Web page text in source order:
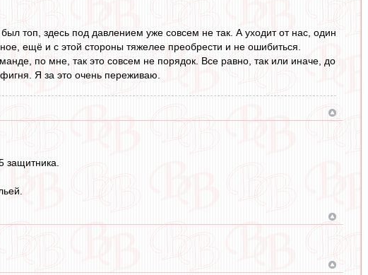
топ, здесь под давлением уже совсем не так. А уходит от нас, один
ещё и с этой стороны тяжелее преобрести и не ошибиться.
по мне, так это совсем не порядок. Все равно, так или иначе, до
Я за это очень переживаю.
защитника.